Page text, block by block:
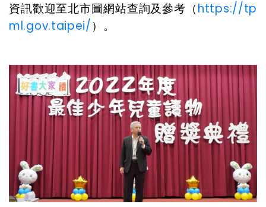
資訊歡迎至北市圖網站查詢及參考（https://tp
ml.gov.taipei/ ）。